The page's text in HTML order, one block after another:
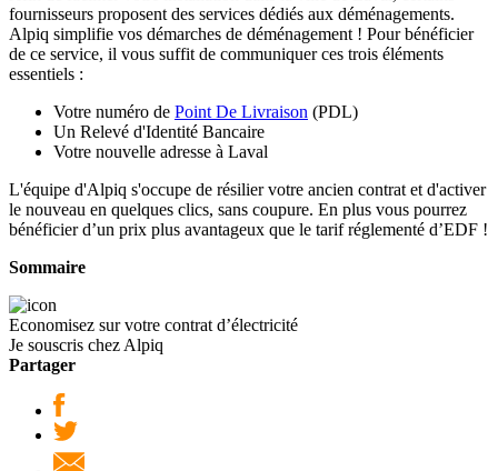
fournisseurs proposent des services dédiés aux déménagements.
Alpiq simplifie vos démarches de déménagement ! Pour bénéficier
de ce service, il vous suffit de communiquer ces trois éléments
essentiels :
Votre numéro de Point De Livraison (PDL)
Un Relevé d'Identité Bancaire
Votre nouvelle adresse à Laval
L'équipe d'Alpiq s'occupe de résilier votre ancien contrat et d'activer
le nouveau en quelques clics, sans coupure. En plus vous pourrez
bénéficier d’un prix plus avantageux que le tarif réglementé d’EDF !
Sommaire
Economisez sur votre contrat d’électricité
Je souscris chez Alpiq
Partager